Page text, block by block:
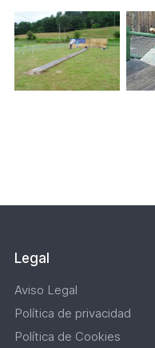
una
nueva
pestaña
Legal
Aviso Legal
Política de privacidad
Política de Cookies